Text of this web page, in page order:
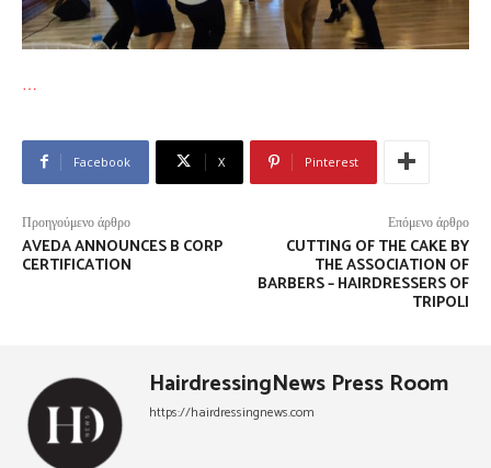
…
Facebook X Pinterest
Προηγούμενο άρθρο
AVEDA ANNOUNCES B CORP
CERTIFICATION
Επόμενο άρθρο
CUTTING OF THE CAKE BY
THE ASSOCIATION OF
BARBERS – HAIRDRESSERS OF
TRIPOLI
HairdressingNews Press Room
https://hairdressingnews.com